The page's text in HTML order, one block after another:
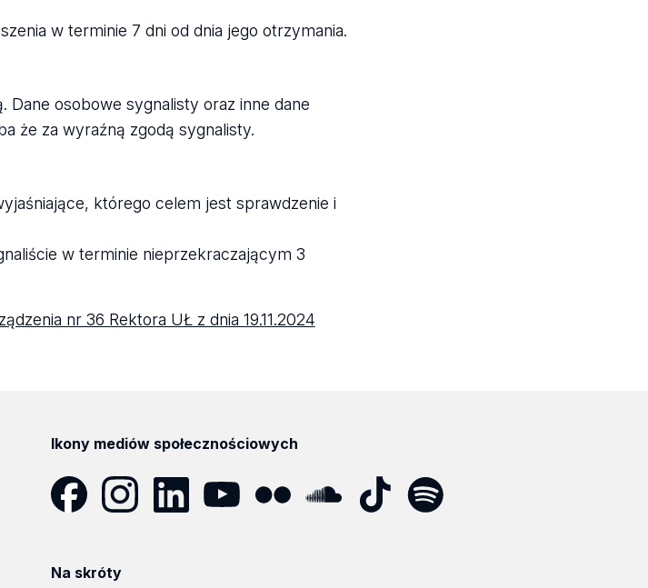
w terminie 7 dni od dnia jego otrzymania.
Dane osobowe sygnalisty oraz inne dane
że za wyraźną zgodą sygnalisty.
którego celem jest sprawdzenie i
w terminie nieprzekraczającym 3
nr 36 Rektora UŁ z dnia 19.11.2024
Ikony mediów społecznościowych
Na skróty